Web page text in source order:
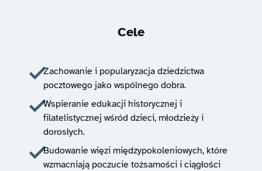
Cele
Zachowanie i popularyzacja dziedzictwa
pocztowego jako wspólnego dobra.
Wspieranie edukacji historycznej i
filatelistycznej wśród dzieci, młodzieży i
dorosłych.
Budowanie więzi międzypokoleniowych, które
wzmacniają poczucie tożsamości i ciągłości